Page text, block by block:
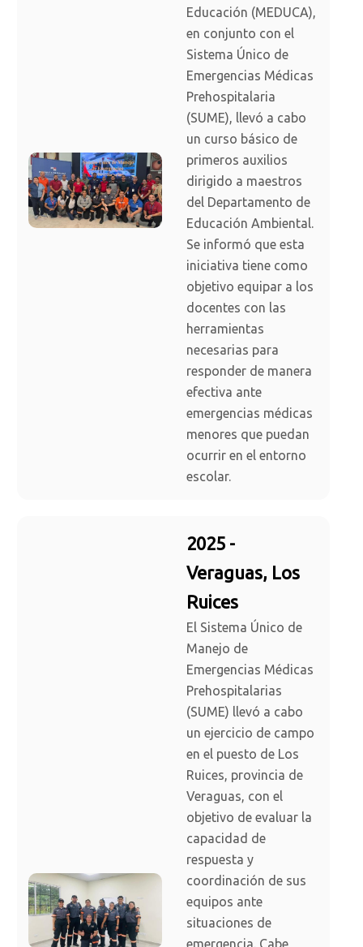
Educación (MEDUCA),
en conjunto con el
Sistema Único de
Emergencias Médicas
Prehospitalaria
(SUME), llevó a cabo
un curso básico de
primeros auxilios
dirigido a maestros
del Departamento de
Educación Ambiental.
Se informó que esta
iniciativa tiene como
objetivo equipar a los
docentes con las
herramientas
necesarias para
responder de manera
efectiva ante
emergencias médicas
menores que puedan
ocurrir en el entorno
escolar.
2025 -
Veraguas, Los
Ruices
El Sistema Único de
Manejo de
Emergencias Médicas
Prehospitalarias
(SUME) llevó a cabo
un ejercicio de campo
en el puesto de Los
Ruices, provincia de
Veraguas, con el
objetivo de evaluar la
capacidad de
respuesta y
coordinación de sus
equipos ante
situaciones de
emergencia. Cabe